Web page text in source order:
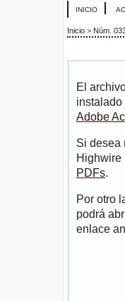
INICIO
Inicio > Núm.
El
instalado
Adobe
Si desea
Highwire
PDFs.
Por otro
podrá
enlace